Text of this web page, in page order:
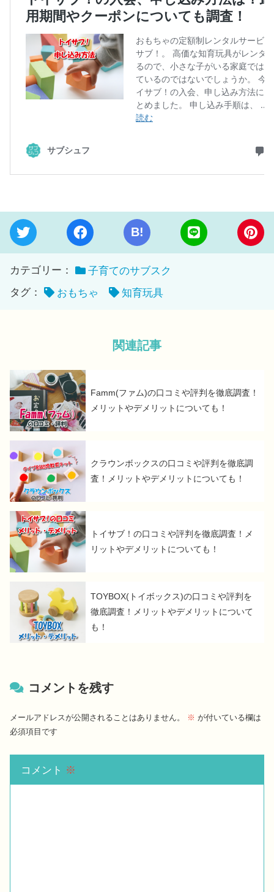
B!
カテゴリー：
子育てのサブスク
タグ：
おもちゃ 知育玩具
関連記事
Famm(ファム)の口コミや評判を徹底調査！
メリットやデメリットについても！
クラウンボックスの口コミや評判を徹底調
査！メリットやデメリットについても！
トイサブ！の口コミや評判を徹底調査！メ
リットやデメリットについても！
TOYBOX(トイボックス)の口コミや評判を
徹底調査！メリットやデメリットについて
も！
コメントを残す
メールアドレスが公開されることはありません。 ※ が付いている欄は
必須項目です
コメント ※